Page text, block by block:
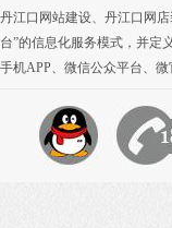
丹江口网站建设、 丹江口网
台”的信息化服务模式，并定
手机APP、 微信公众平台、 微